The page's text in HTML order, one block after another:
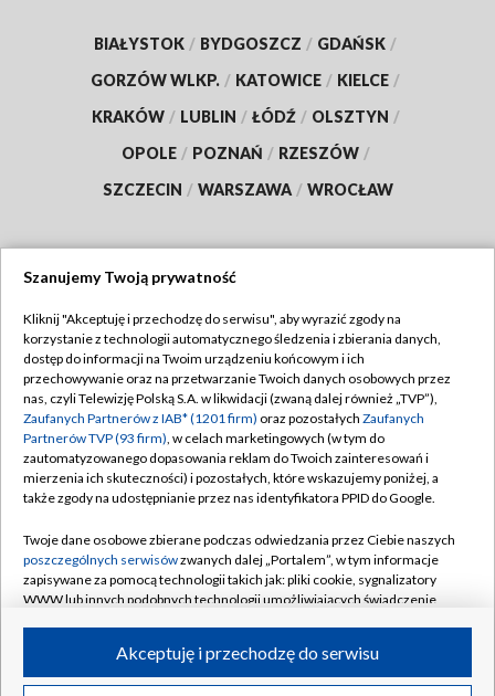
BIAŁYSTOK / BYDGOSZCZ / GDAŃSK /
GORZÓW WLKP. / KATOWICE / KIELCE /
KRAKÓW / LUBLIN / ŁÓDŹ / OLSZTYN /
OPOLE / POZNAŃ / RZESZÓW /
SZCZECIN / WARSZAWA / WROCŁAW
TVP
Abonament TVP
Emisja w TVP
Centrum informacji TVP
Naziemna Telewizja Cyfrowa
Rada Programowa
System NOS
Informacje o nadawcy
Program dla prasy
Regulamin TVP
Polityka prywatności
Moje zgody
Pomoc
Kontakt
Kanały
©2026 Telewizja Polska S.A. w likwidacji
Szanujemy Twoją prywatność
Kliknij "Akceptuję i przechodzę do serwisu", aby wyrazić zgody na
korzystanie z technologii automatycznego śledzenia i zbierania danych,
dostęp do informacji na Twoim urządzeniu końcowym i ich
przechowywanie oraz na przetwarzanie Twoich danych osobowych przez
nas, czyli Telewizję Polską S.A. w likwidacji (zwaną dalej również „TVP”),
Zaufanych Partnerów z IAB* (1201 firm) oraz pozostałych Zaufanych
Partnerów TVP (93 firm), w celach marketingowych (w tym do
zautomatyzowanego dopasowania reklam do Twoich zainteresowań i
mierzenia ich skuteczności) i pozostałych, które wskazujemy poniżej, a
także zgody na udostępnianie przez nas identyfikatora PPID do Google.
Twoje dane osobowe zbierane podczas odwiedzania przez Ciebie naszych
poszczególnych serwisówzwanych dalej „Portalem”, w tym informacje
zapisywane za pomocą technologii takich jak: pliki cookie, sygnalizatory
WWW lub innych podobnych technologii umożliwiających świadczenie
ruchu w Internecie.Akceptuję i przechodzę do serwisu